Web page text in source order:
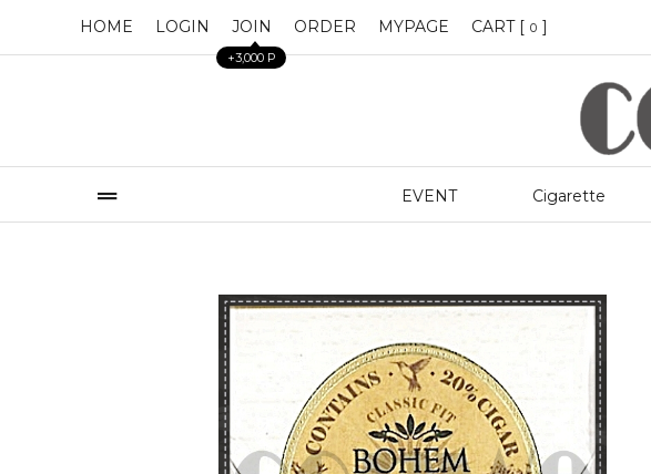
HOME LOGIN JOIN
+3,000 P
ORDER MYPAGE CART [ 0 ]
EVENT Cigarette